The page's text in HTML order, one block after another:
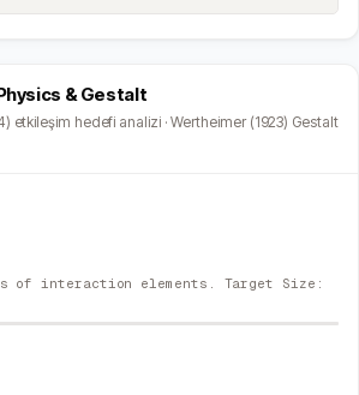
& Gestalt
etkileşim hedefi analizi · Wertheimer (1923) Gestalt
of interaction elements. Target Size: